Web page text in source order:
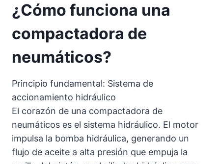
¿Cómo funciona una
compactadora de
neumáticos?
Principio fundamental: Sistema de
accionamiento hidráulico
El corazón de una compactadora de
neumáticos es el sistema hidráulico. El motor
impulsa la bomba hidráulica, generando un
flujo de aceite a alta presión que empuja la